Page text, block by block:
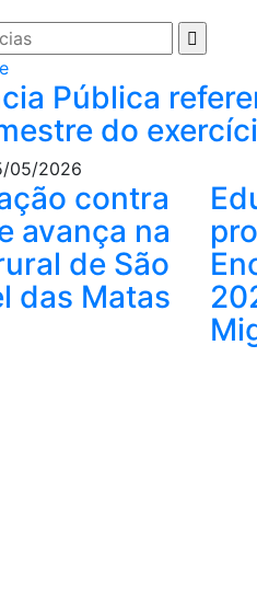
Pública
do
05/2026
contra
avança na
de São
das Matas